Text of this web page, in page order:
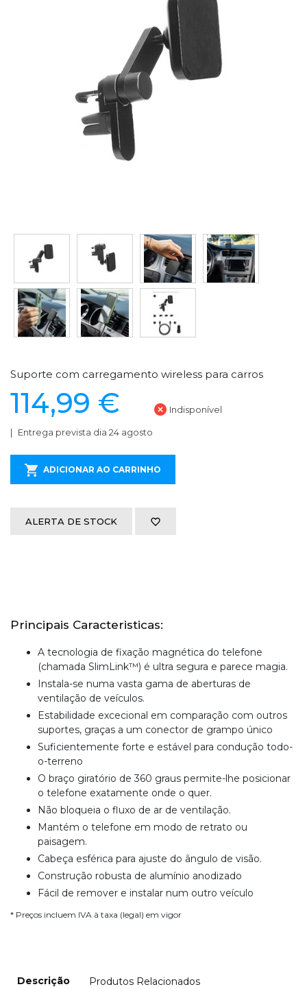
Suporte com carregamento wireless para carros
114,99 € Indisponível
Entrega prevista dia 24 agosto
ADICIONAR AO CARRINHO
ALERTA DE STOCK
Principais Caracteristicas:
A tecnologia de fixação magnética do telefone
(chamada SlimLink™) é ultra segura e parece magia.
Instala-se numa vasta gama de aberturas de
ventilação de veículos.
Estabilidade excecional em comparação com outros
suportes, graças a um conector de grampo único
Suficientemente forte e estável para condução todo-
o-terreno
O braço giratório de 360 graus permite-lhe posicionar
o telefone exatamente onde o quer.
Não bloqueia o fluxo de ar de ventilação.
Mantém o telefone em modo de retrato ou
paisagem.
Cabeça esférica para ajuste do ângulo de visão.
Construção robusta de alumínio anodizado
Fácil de remover e instalar num outro veículo
* Preços incluem IVA à taxa (legal) em vigor
Descrição Produtos Relacionados